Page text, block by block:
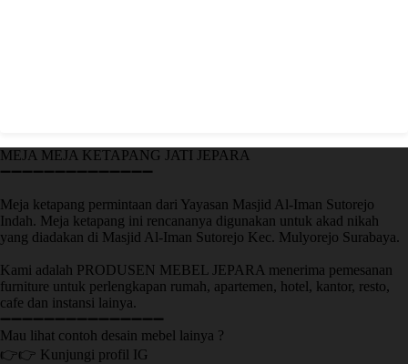
MEJA MEJA KETAPANG JATI JEPARA
➖➖➖➖➖➖➖➖➖➖➖➖➖➖
Meja ketapang permintaan dari Yayasan Masjid Al-Iman Sutorejo
Indah. Meja ketapang ini rencananya digunakan untuk akad nikah
yang diadakan di Masjid Al-Iman Sutorejo Kec. Mulyorejo Surabaya.
Kami adalah PRODUSEN MEBEL JEPARA menerima pemesanan
furniture untuk perlengkapan rumah, apartemen, hotel, kantor, resto,
cafe dan instansi lainya.
➖➖➖➖➖➖➖➖➖➖➖➖➖➖➖
Mau lihat contoh desain mebel lainya ?
👉👉 Kunjungi profil IG